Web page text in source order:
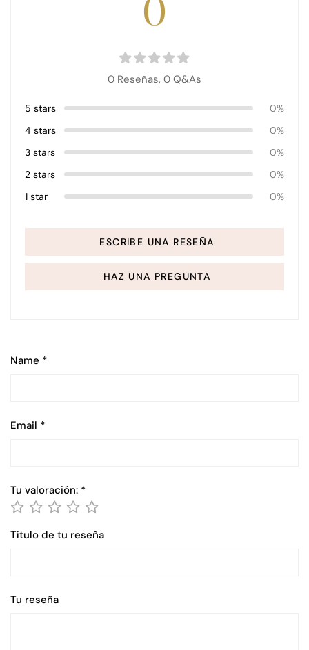
0
0 Reseñas, 0 Q&As
5 stars
0%
4 stars
0%
3 stars
0%
2 stars
0%
1 star
0%
ESCRIBE UNA RESEÑA
HAZ UNA PREGUNTA
Name *
Email *
Tu valoración: *
Título de tu reseña
Tu reseña